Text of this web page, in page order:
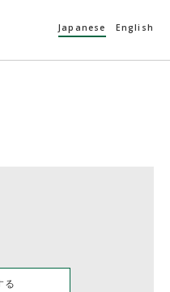
Japanese English
る